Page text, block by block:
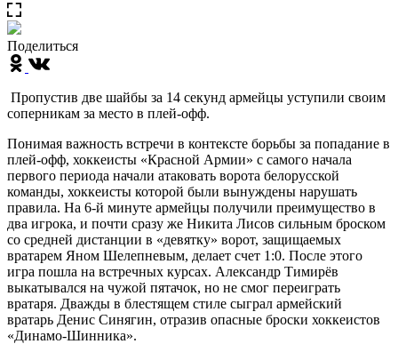
Поделиться
Пропустив две шайбы за 14 секунд армейцы уступили своим
соперникам за место в плей-офф.
Понимая важность встречи в контексте борьбы за попадание в
плей-офф, хоккеисты «Красной Армии» с самого начала
первого периода начали атаковать ворота белорусской
команды, хоккеисты которой были вынуждены нарушать
правила. На 6-й минуте армейцы получили преимущество в
два игрока, и почти сразу же Никита Лисов сильным броском
со средней дистанции в «девятку» ворот, защищаемых
вратарем Яном Шелепневым, делает счет 1:0. После этого
игра пошла на встречных курсах. Александр Тимирёв
выкатывался на чужой пятачок, но не смог переиграть
вратаря. Дважды в блестящем стиле сыграл армейский
вратарь Денис Синягин, отразив опасные броски хоккеистов
«Динамо-Шинника».